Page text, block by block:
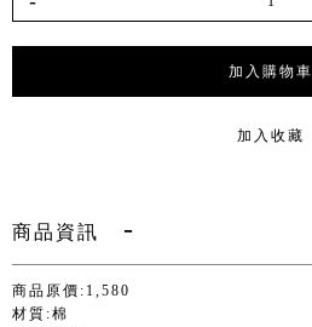
加入購物車
加入收藏
商品資訊
商品原價:1,580
材質:棉